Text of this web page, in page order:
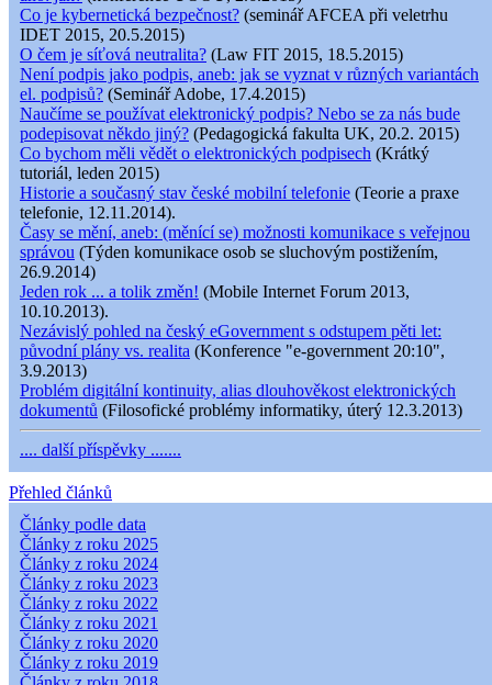
Co je kybernetická bezpečnost? (seminář AFCEA při veletrhu
IDET 2015, 20.5.2015)
O čem je síťová neutralita? (Law FIT 2015, 18.5.2015)
Není podpis jako podpis, aneb: jak se vyznat v různých variantách
el. podpisů? (Seminář Adobe, 17.4.2015)
Naučíme se používat elektronický podpis? Nebo se za nás bude
podepisovat někdo jiný? (Pedagogická fakulta UK, 20.2. 2015)
Co bychom měli vědět o elektronických podpisech (Krátký
tutoriál, leden 2015)
Historie a současný stav české mobilní telefonie (Teorie a praxe
telefonie, 12.11.2014).
Časy se mění, aneb: (měnící se) možnosti komunikace s veřejnou
správou (Týden komunikace osob se sluchovým postižením,
26.9.2014)
Jeden rok ... a tolik změn! (Mobile Internet Forum 2013,
10.10.2013).
Nezávislý pohled na český eGovernment s odstupem pěti let:
původní plány vs. realita (Konference "e-government 20:10",
3.9.2013)
Problém digitální kontinuity, alias dlouhověkost elektronických
dokumentů (Filosofické problémy informatiky, úterý 12.3.2013)
.... další příspěvky .......
Přehled článků
Články podle data
Články z roku 2025
Články z roku 2024
Články z roku 2023
Články z roku 2022
Články z roku 2021
Články z roku 2020
Články z roku 2019